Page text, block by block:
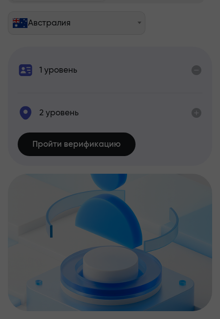
Австралия
1 уровень
2 уровень
Пройти верификацию